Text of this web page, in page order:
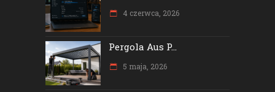
4 czerwca, 2026
Pergola Aus P...
5 maja, 2026